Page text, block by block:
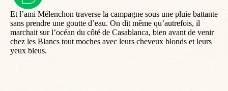
Et l’ami Mélenchon traverse la campagne sous une pluie battante
sans prendre une goutte d’eau. On dit même qu’autrefois, il
marchait sur l’océan du côté de Casablanca, bien avant de venir
chez les Blancs tout moches avec leurs cheveux blonds et leurs
yeux bleus.